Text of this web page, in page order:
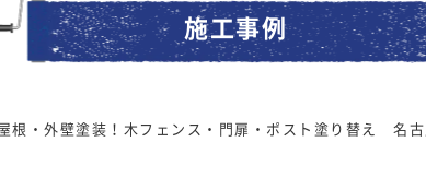
施工事例
根・外壁塗装！木フェンス・門扉・ポスト塗り替え 名古